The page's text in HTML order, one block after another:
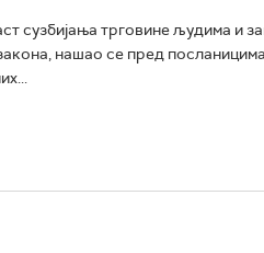
сузбијања трговине људима и
нашао се пред